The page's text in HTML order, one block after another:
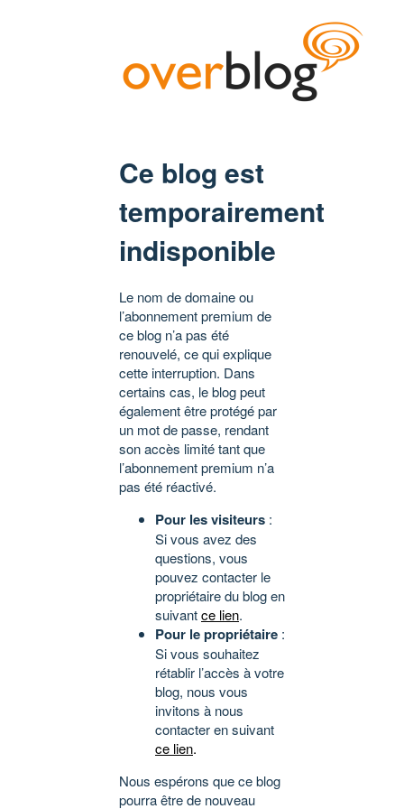
Ce blog est
temporairement
indisponible
Le nom de domaine ou
l’abonnement premium de
ce blog n’a pas été
renouvelé, ce qui explique
cette interruption. Dans
certains cas, le blog peut
également être protégé par
un mot de passe, rendant
son accès limité tant que
l’abonnement premium n’a
pas été réactivé.
Pour les visiteurs :
Si vous avez des
questions, vous
pouvez contacter le
propriétaire du blog en
suivantce lien.
Pour le propriétaire :
Si vous souhaitez
rétablir l’accès à votre
blog, nous vous
invitons à nous
contacter en suivant
ce lien.
Nous espérons que ce blog
pourra être de nouveau